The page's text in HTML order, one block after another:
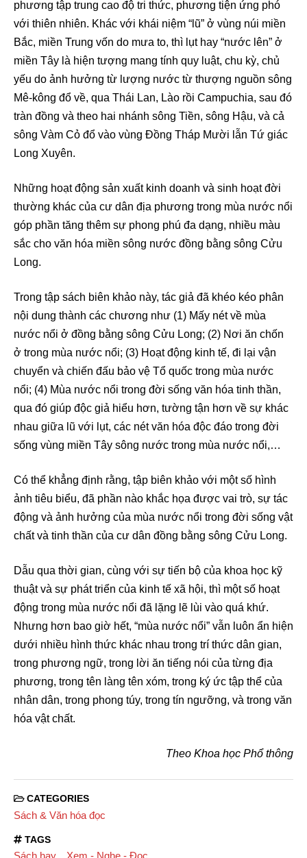
phương tập trung cao độ tri thức, phương tiện ứng phó
với thiên nhiên. Khác với khái niệm “lũ” ở vùng núi miền
Bắc, miền Trung vốn do mưa to, thì lụt hay “nước lên” ở
miền Tây là hiện tượng mang tính quy luật, chu kỳ, chủ
yếu do ảnh hưởng từ lượng nước từ thượng nguồn sông
Mê-kông đổ về, qua Thái Lan, Lào rồi Campuchia, sau đó
tràn đồng và theo hai nhánh sông Tiền, sông Hậu, và cả
sông Vàm Cỏ đổ vào vùng Đồng Tháp Mười lẫn Tứ giác
Long Xuyên.
Những hoạt động sản xuất kinh doanh và sinh hoạt đời
thường khác của cư dân địa phương trong mùa nước nổi
góp phần tăng thêm sự phong phú đa dạng, nhiều màu
sắc cho văn hóa miền sông nước đồng bằng sông Cửu
Long.
Trong tập sách biên khảo này, tác giả đã khéo kéo phân
nội dung thành các chương như (1) Mấy nét về mùa
nước nổi ở đồng bằng sông Cửu Long; (2) Nơi ăn chốn
ở trong mùa nước nổi; (3) Hoạt động kinh tế, đi lại vận
chuyển và chiến đấu bảo vệ Tổ quốc trong mùa nước
nổi; (4) Mùa nước nổi trong đời sống văn hóa tinh thần,
qua đó giúp độc giả hiểu hơn, tường tận hơn về sự khác
nhau giữa lũ với lụt, các nét văn hóa độc đáo trong đời
sống vùng miền Tây sông nước trong mùa nước nổi,…
Có thể khẳng định rằng, tập biên khảo với một số hình
ảnh tiêu biểu, đã phần nào khắc họa được vai trò, sự tác
động và ảnh hưởng của mùa nước nổi trong đời sống vật
chất và tinh thần của cư dân đồng bằng sông Cửu Long.
Dẫu qua thời gian, cùng với sự tiến bộ của khoa học kỹ
thuật và sự phát triển của kinh tế xã hội, thì một số hoạt
động trong mùa nước nổi đã lặng lẽ lùi vào quá khứ.
Nhưng hơn bao giờ hết, “mùa nước nổi” vẫn luôn ẩn hiện
dưới nhiều hình thức khác nhau trong trí thức dân gian,
trong phương ngữ, trong lời ăn tiếng nói của từng địa
phương, trong tên làng tên xóm, trong ký ức tập thể của
nhân dân, trong phong túy, trong tín ngưỡng, và trong văn
hóa vật chất.
Theo Khoa học Phổ thông
CATEGORIES
Sách & Văn hóa đọc
TAGS